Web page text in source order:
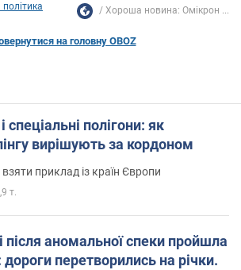
політика Хороша новина: Омікрон ...
на головну OBOZ
полігони: як
вирішують за кордоном
взяти приклад із країн Європи
т.
після аномальної спеки пройшла
перетворились на річки.